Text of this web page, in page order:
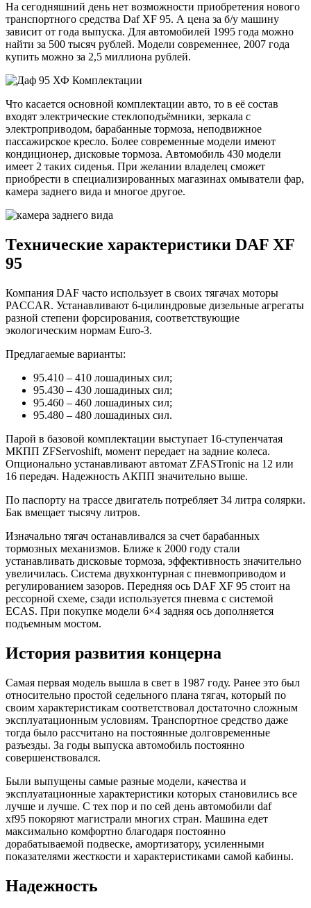
На сегодняшний день нет возможности приобретения нового
транспортного средства Daf XF 95. А цена за б/у машину
зависит от года выпуска. Для автомобилей 1995 года можно
найти за 500 тысяч рублей. Модели современнее, 2007 года
купить можно за 2,5 миллиона рублей.
Что касается основной комплектации авто, то в её состав
входят электрические стеклоподъёмники, зеркала с
электроприводом, барабанные тормоза, неподвижное
пассажирское кресло. Более современные модели имеют
кондиционер, дисковые тормоза. Автомобиль 430 модели
имеет 2 таких сиденья. При желании владелец сможет
приобрести в специализированных магазинах омыватели фар,
камера заднего вида и многое другое.
Технические характеристики DAF XF
95
Компания DAF часто использует в своих тягачах моторы
PACCAR. Устанавливают 6-цилиндровые дизельные агрегаты
разной степени форсирования, соответствующие
экологическим нормам Euro-3.
Предлагаемые варианты:
95.410 – 410 лошадиных сил;
95.430 – 430 лошадиных сил;
95.460 – 460 лошадиных сил;
95.480 – 480 лошадиных сил.
Парой в базовой комплектации выступает 16-ступенчатая
МКПП ZFServoshift, момент передает на задние колеса.
Опционально устанавливают автомат ZFASTronic на 12 или
16 передач. Надежность АКПП значительно выше.
По паспорту на трассе двигатель потребляет 34 литра солярки.
Бак вмещает тысячу литров.
Изначально тягач останавливался за счет барабанных
тормозных механизмов. Ближе к 2000 году стали
устанавливать дисковые тормоза, эффективность значительно
увеличилась. Система двухконтурная с пневмоприводом и
регулированием зазоров. Передняя ось DAF XF 95 стоит на
рессорной схеме, сзади используется пневма с системой
ECAS. При покупке модели 6×4 задняя ось дополняется
подъемным мостом.
История развития концерна
Самая первая модель вышла в свет в 1987 году. Ранее это был
относительно простой седельного плана тягач, который по
своим характеристикам соответствовал достаточно сложным
эксплуатационным условиям. Транспортное средство даже
тогда было рассчитано на постоянные долговременные
разъезды. За годы выпуска автомобиль постоянно
совершенствовался.
Были выпущены самые разные модели, качества и
эксплуатационные характеристики которых становились все
лучше и лучше. С тех пор и по сей день автомобили daf
xf95 покоряют магистрали многих стран. Машина едет
максимально комфортно благодаря постоянно
дорабатываемой подвеске, амортизатору, усиленными
показателями жесткости и характеристиками самой кабины.
Надежность